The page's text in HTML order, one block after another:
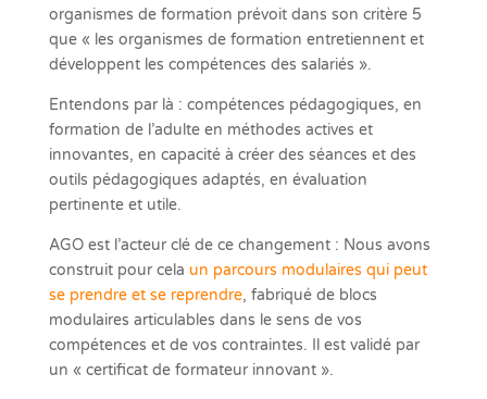
organismes de formation prévoit dans son critère 5
que « les organismes de formation entretiennent et
développent les compétences des salariés ».
Entendons par là : compétences pédagogiques, en
formation de l’adulte en méthodes actives et
innovantes, en capacité à créer des séances et des
outils pédagogiques adaptés, en évaluation
pertinente et utile.
AGO est l’acteur clé de ce changement : Nous avons
construit pour cela un parcours modulaires qui peut
se prendre et se reprendre, fabriqué de blocs
modulaires articulables dans le sens de vos
compétences et de vos contraintes. Il est validé par
un « certificat de formateur innovant ».